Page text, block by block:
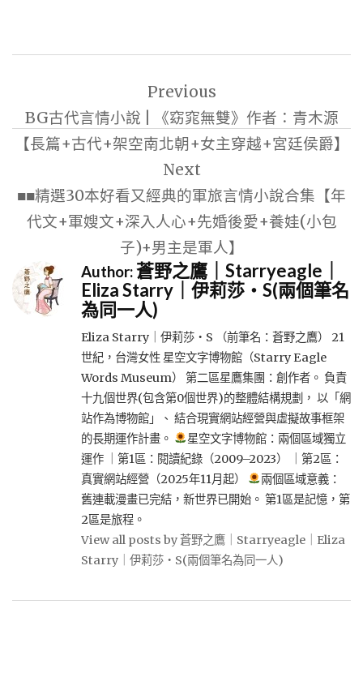
導
覽
Previous
BG古代言情小說 | 《窈窕無雙》作者：青木源
【長篇+古代+架空南北朝+女主穿越+宮廷侯爵】
Next
■■精選30本好看又經典的軍旅言情小說合集【年
代文+軍嫂文+深入人心+先婚後愛+養娃(小包
子)+男主是軍人】
Author:蒼野之鷹｜Starryeagle｜
Eliza Starry｜伊莉莎・S(兩個筆名
為同一人)
Eliza Starry｜伊莉莎・S （前筆名：蒼野之鷹） 21
世紀，台灣女性 星空文字博物館（Starry Eagle
Words Museum） 第二區星鷹集團：創作者。 負責
十九個世界(包含第0個世界)的整體結構規劃， 以「網
站作為博物館」、 結合現實網站經營與虛擬故事框架
的長期運作計畫。
星空文字博物館：兩個區域獨立
運作 ｜第1區：閱讀紀錄（2009–2023） ｜第2區：
真實網站經營（2025年11月起）
兩個區域意義：
舊連載漫畫已完結，新世界已開始。 第1區是記憶，第
2區是旅程。
View all posts by 蒼野之鷹｜Starryeagle｜Eliza
Starry｜伊莉莎・S(兩個筆名為同一人)